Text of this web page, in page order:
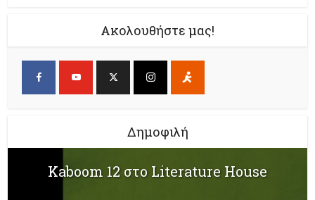
Ακολουθήστε μας!
Δημοφιλή
Kaboom 12 στο Literature House